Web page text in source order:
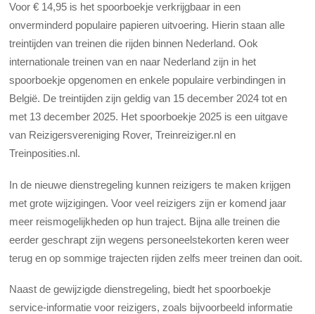
Voor € 14,95 is het spoorboekje verkrijgbaar in een
onverminderd populaire papieren uitvoering. Hierin staan alle
treintijden van treinen die rijden binnen Nederland. Ook
internationale treinen van en naar Nederland zijn in het
spoorboekje opgenomen en enkele populaire verbindingen in
België. De treintijden zijn geldig van 15 december 2024 tot en
met 13 december 2025. Het spoorboekje 2025 is een uitgave
van Reizigersvereniging Rover, Treinreiziger.nl en
Treinposities.nl.
In de nieuwe dienstregeling kunnen reizigers te maken krijgen
met grote wijzigingen. Voor veel reizigers zijn er komend jaar
meer reismogelijkheden op hun traject. Bijna alle treinen die
eerder geschrapt zijn wegens personeelstekorten keren weer
terug en op sommige trajecten rijden zelfs meer treinen dan ooit.
Naast de gewijzigde dienstregeling, biedt het spoorboekje
service-informatie voor reizigers, zoals bijvoorbeeld informatie